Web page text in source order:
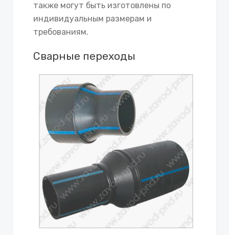
также могут быть изготовлены по
индивидуальным размерам и
требованиям.
Сварные переходы